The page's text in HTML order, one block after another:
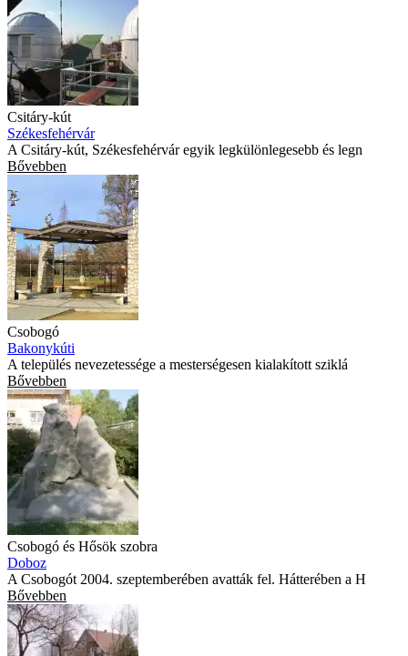
Csitáry-kút
Székesfehérvár
A Csitáry-kút, Székesfehérvár egyik legkülönlegesebb és legn
Bővebben
Csobogó
Bakonykúti
A település nevezetessége a mesterségesen kialakított sziklá
Bővebben
Csobogó és Hősök szobra
Doboz
A Csobogót 2004. szeptemberében avatták fel. Hátterében a H
Bővebben